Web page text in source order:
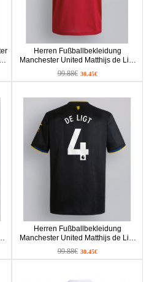
Herren Fußballbekleidung
Manchester United Matthijs de Ligt
#4 Heimtrikot 2025-26 Kurzarm
99.88€ 30.45€
Herren Fußballbekleidung
Manchester United Matthijs de Ligt
#4 3rd Trikot 2025-26 Kurzarm
99.88€ 30.45€